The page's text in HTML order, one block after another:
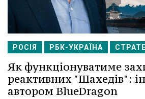
РОСІЯ РБК-УКРАЇНА
Як функціонуватиме
реактивних "Шахедів":
автором BlueDragon